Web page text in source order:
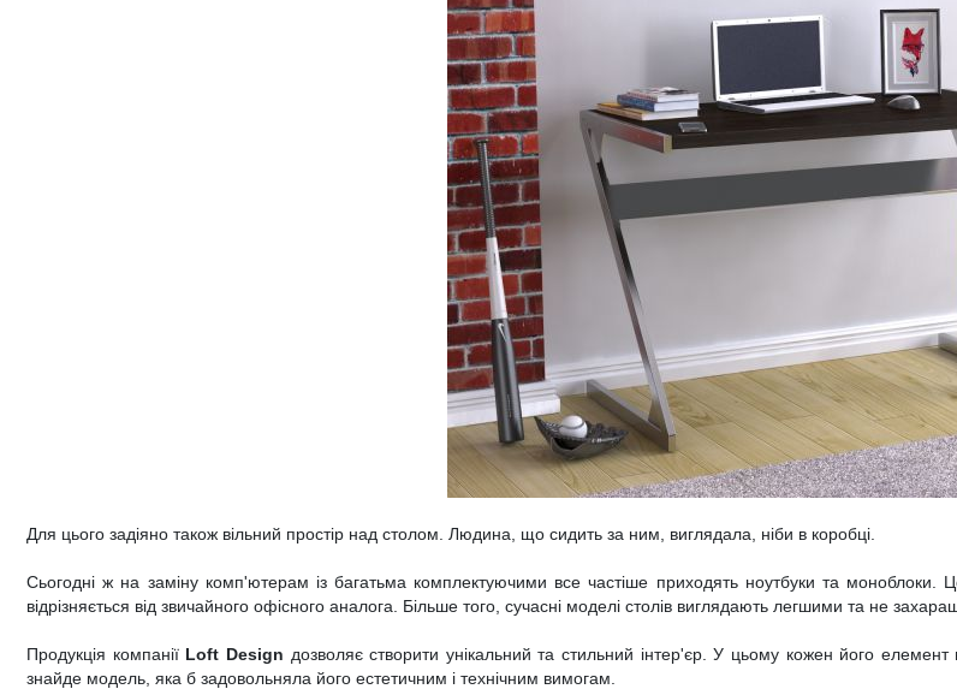
Для цього задіяно також вільний простір над столом. Людина, що сидить за ним, виглядала, ніби в коробці.
Сьогодні ж на заміну комп'ютерам із багатьма комплектуючими все частіше приходять ноутбуки та
відрізняється від звичайного офісного аналога. Більше того, сучасні моделі столів виглядають легшими та не
Продукція компанії Loft Design дозволяє створити унікальний та стильний інтер'єр. У цьому кожен його
знайде модель, яка б задовольняла його естетичним і технічним вимогам.